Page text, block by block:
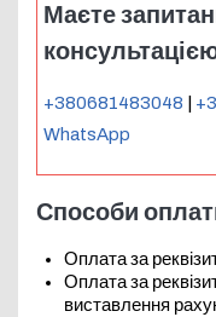
Маєте
+380681483048
WhatsApp
Способи
Оплата за
Оплата за
виставлення